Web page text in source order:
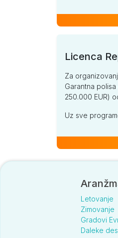
Licenca
Za
Garantna
250.000 EUR)
Uz sve
Letovanje
Zimovanje
Gradovi
Daleke